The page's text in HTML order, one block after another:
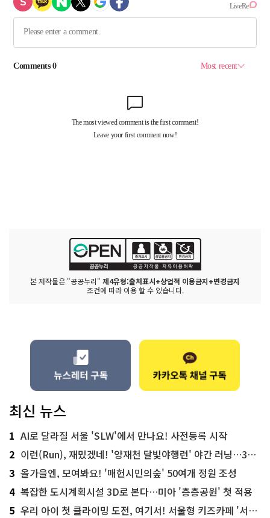
본 저작물은 "공공누리" 제4유형:출처표시+상업적 이용금지+변경금지
조건에 따라 이용 할 수 있습니다.
최신 뉴스
1 AI로 달라질 서울 'SLW'에서 만나요! 사전등록 시작
2 이런(Run), 재밌겠네! '양재천 달빛야행런' 야간 러닝…300명 모집
3 올가을엔, 모여봐요! '매헌시민의숲' 50여개 정원 조성
4 복잡한 도시계획시설 3D로 본다…미아 '층층공원' 첫 적용
5 우리 아이 첫 클라이밍 도전, 여기서! 서울형 키즈카페 '서울가족플라자점'